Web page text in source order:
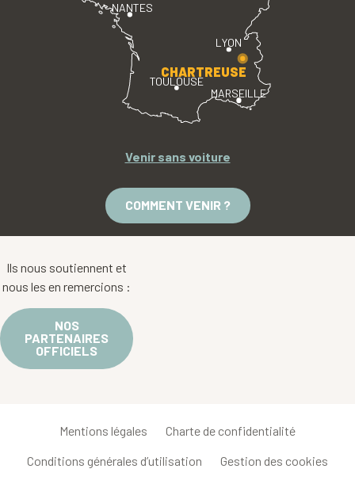
LYON
TOULOUSE
MARSEILLE
NANTES
CHARTREUSE
Venir sans voiture
COMMENT VENIR ?
Ils nous soutiennent et
nous les en remercions :
NOS
PARTENAIRES
OFFICIELS
Mentions légales Charte de confidentialité
Conditions générales d’utilisation Gestion des cookies